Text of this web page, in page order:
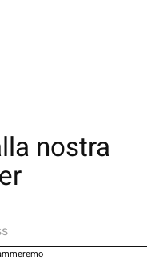
nostra